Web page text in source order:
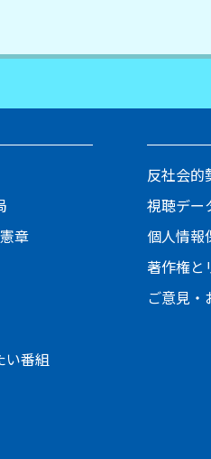
章
い番組
反社会的
視聴デー
個人情報
著作権と
ご意見・